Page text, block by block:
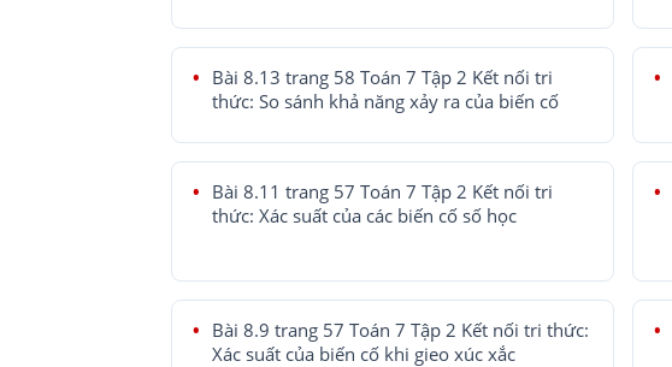
Bài 8.13 trang 58 Toán 7 Tập 2 Kết nối tri
thức: So sánh khả năng xảy ra của biến cố
Bài 8.11 trang 57 Toán 7 Tập 2 Kết nối tri
thức: Xác suất của các biến cố số học
Bài 8.9 trang 57 Toán 7 Tập 2 Kết nối tri thức:
Xác suất của biến cố khi gieo xúc xắc